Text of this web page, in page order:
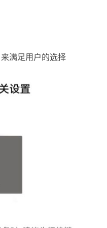
满足用户的选择